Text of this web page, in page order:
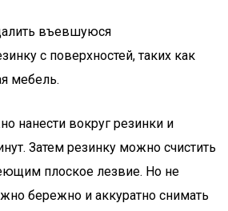
въевшуюся
с поверхностей, таких как
мебель.
нанести вокруг резинки и
Затем резинку можно счистить
плоское лезвие. Но не
бережно и аккуратно снимать